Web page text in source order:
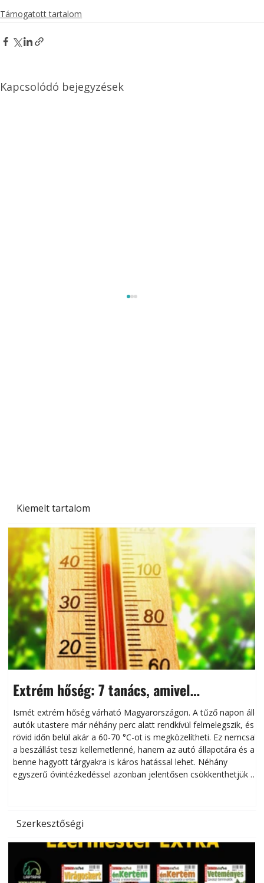
Kiemelt tartalom
Extrém hőség: 7 tanács, amivel
megóvhatjuk autónkat a nyári károktól
Ismét extrém hőség várható Magyarországon. A tűző napon álló
autók utastere már néhány perc alatt rendkívül felmelegszik, és
rövid időn belül akár a 60-70 °C-ot is megközelítheti. Ez nemcsak
a beszállást teszi kellemetlenné, hanem az autó állapotára és a
benne hagyott tárgyakra is káros hatással lehet. Néhány
egyszerű óvintézkedéssel azonban jelentősen csökkenthetjük a
Szerkesztőségi
Támogatott tartalom
Kapcsolódó bejegyzések